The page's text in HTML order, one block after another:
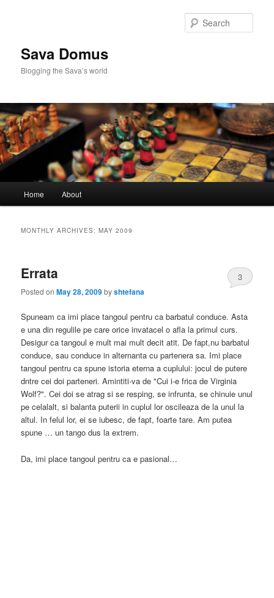
Sava Domus
Blogging the Sava’s world
Home About
MONTHLY ARCHIVES:MAY 2009
Errata
Posted onMay 28, 2009byshtefana
3
Spuneam ca imi place tangoul pentru ca barbatul conduce. Asta
e una din regulile pe care orice invatacel o afla la primul curs.
Desigur ca tangoul e mult mai mult decit atit. De fapt,nu barbatul
conduce, sau conduce in alternanta cu partenera sa. Imi place
tangoul pentru ca spune istoria eterna a cuplului: jocul de putere
dntre cei doi parteneri. Amintiti-va de "Cui i-e frica de Virginia
Wolf?". Cei doi se atrag si se resping, se infrunta, se chinuie unul
pe celalalt, si balanta puterii in cuplul lor oscileaza de la unul la
altul. In felul lor, ei se iubesc, de fapt, foarte tare. Am putea
spune … un tango dus la extrem.
Da, imi place tangoul pentru ca e pasional…